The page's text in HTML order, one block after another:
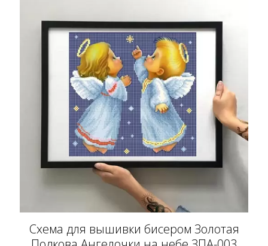
Схема для вышивки бисером Золотая